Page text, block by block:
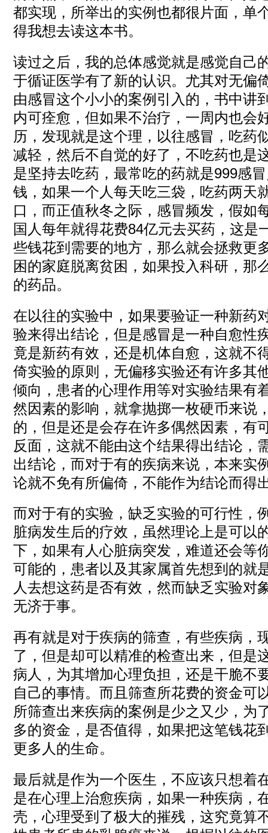
都实现，所举出的实例也都很片面，单
得我想去读这本书。
读过之后，我的总体感觉就是感觉自己
于循证医学有了新的认识。尤其对无偏
由感冒这个小小的案例引入的，书中讲
内可痊愈，但如果不治疗，一周内也会
历，发现就是这个理，以往感冒，吃药
减轻，然后不自觉的好了，不吃药也是
是坚持去吃药，最常吃的药就是999感
钱，如果一个人每天吃三袋，吃药两天
口，而正值秋冬之际，感冒频发，假如
国人每年就得花费84亿元去买药，这是
些钱花到需要的地方，那么就会拯救更
困的家庭脱离贫困，如果投入科研，那
的药品。
在以往的实验中，如果要验证一种新药
验来得出结论，但是感冒是一种自愈性
竟是新药有效，还是机体自愈，这就不
倚实验的原则，无偏移实验还有许多其
倾向，患者的心理作用等对实验结果有
然因素的影响，就拿抛掷一枚硬币来说
的，但是还是会存在许多偶然因素，有
反面，这就不能由这个结果得出结论，
出结论，而对于有的疾病来说，本来实
论就不免有所偏倚，不能作为结论而得
而对于有的实验，缺乏实验的可行性，
脏病发生后的疗效，虽然理论上是可以
下，如果有人心脏病突发，难道还会等
可能的，患者以及其家属首先想到的就
人去想这药是否有效，然而缺乏实验对
无济于事。
再有就是对于疾病的筛查，有些疾病，
了，但是却可以精准的检查出来，但是
病人，为其增加心理负担，还是干脆不
自己的事情。而且筛查所花费的资金可
所筛查出来疾病的案例是少之又少，为
多的资金，是否值得，如果把这笔钱花
更多人的生命。
最后就是作为一个医生，不应该只想着
是在心理上治愈疾病，如果一种疾病，
壳，心理受到了极大的摧残，这究竟算